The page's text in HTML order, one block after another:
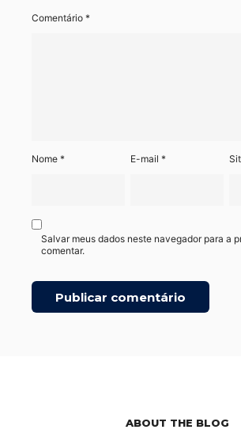
Comentário *
Nome * E-mail*
Salvar meus dados neste navegador para a
comentar.
ABOUT THE BLOG